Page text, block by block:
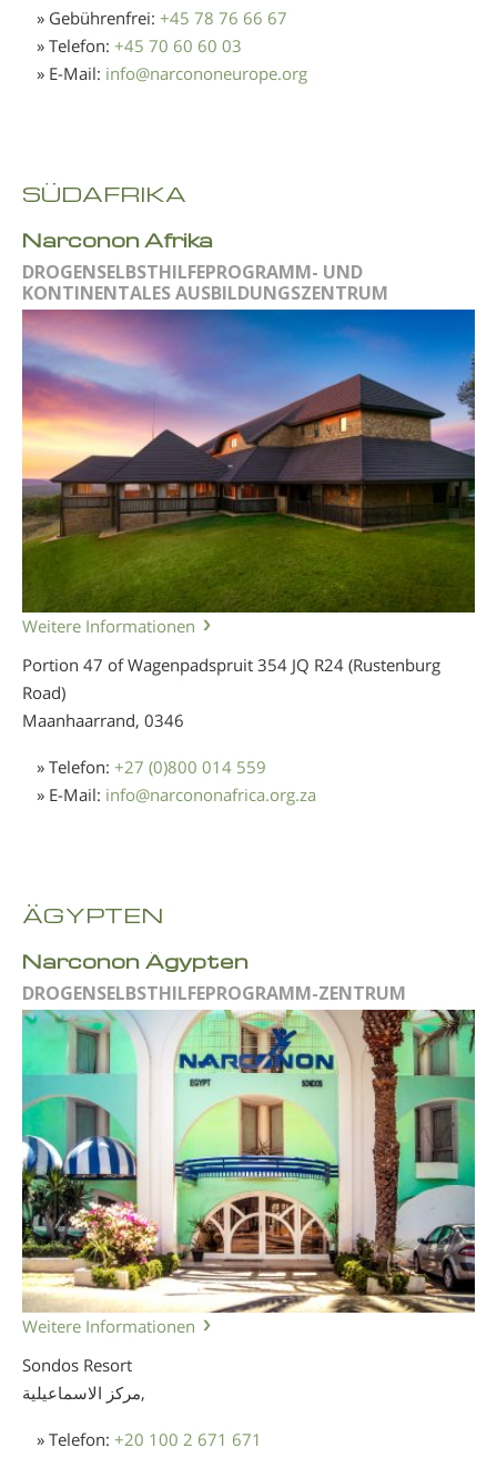
» Gebührenfrei: +45 78 76 66 67
» Telefon: +45 70 60 60 03
» E-Mail: info@narcononeurope.org
SÜDAFRIKA
Narconon Afrika
DROGENSELBSTHILFEPROGRAMM- UND
KONTINENTALES AUSBILDUNGSZENTRUM
Weitere Informationen
Portion 47 of Wagenpadspruit 354 JQ R24 (Rustenburg
Road)
Maanhaarrand, 0346
» Telefon: +27 (0)800 014 559
» E-Mail: info@narcononafrica.org.za
ÄGYPTEN
Narconon Ägypten
DROGENSELBSTHILFEPROGRAMM-ZENTRUM
Weitere Informationen
Sondos Resort
مركز الاسماعيلية,
» Telefon: +20 100 2 671 671